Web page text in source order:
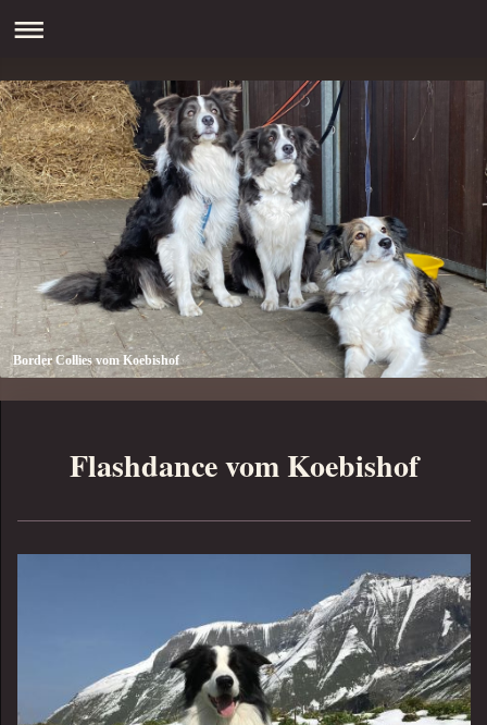
Border Collies vom Koebishof
Flashdance vom Koebishof